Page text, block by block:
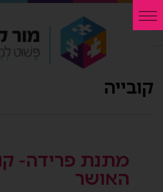
קובייה
מתנת פרידה-
האושר